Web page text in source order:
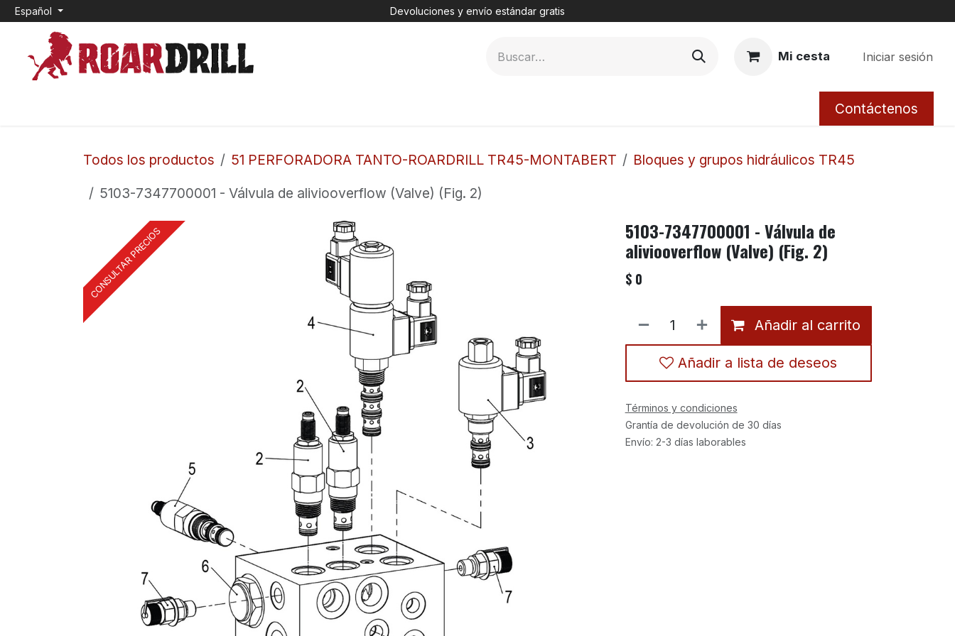
Ir al contenido
Español Devoluciones y envío estándar gratis
Mi cesta Iniciar sesión
Contáctenos
Todos los productos 51 PERFORADORA TANTO-ROARDRILL TR45-MONTABERT
Bloques y grupos hidráulicos TR45
5103-7347700001 - Válvula de aliviooverflow (Valve) (Fig. 2)
CONSULTAR PRECIOS
CONSULTAR PRECIOS 5103-7347700001 - Válvula de
aliviooverflow (Valve) (Fig. 2)
$ 0
Añadir al carrito
Añadir a lista de deseos
Términos y condiciones
Grantía de devolución de 30 días
Envío: 2-3 días laborables